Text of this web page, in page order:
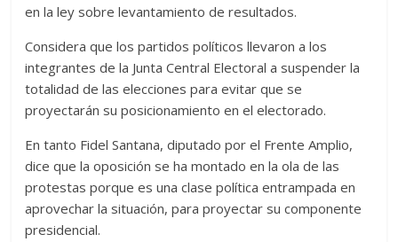
en la ley sobre levantamiento de resultados.
Considera que los partidos políticos llevaron a los
integrantes de la Junta Central Electoral a suspender la
totalidad de las elecciones para evitar que se
proyectarán su posicionamiento en el electorado.
En tanto Fidel Santana, diputado por el Frente Amplio,
dice que la oposición se ha montado en la ola de las
protestas porque es una clase política entrampada en
aprovechar la situación, para proyectar su componente
presidencial.